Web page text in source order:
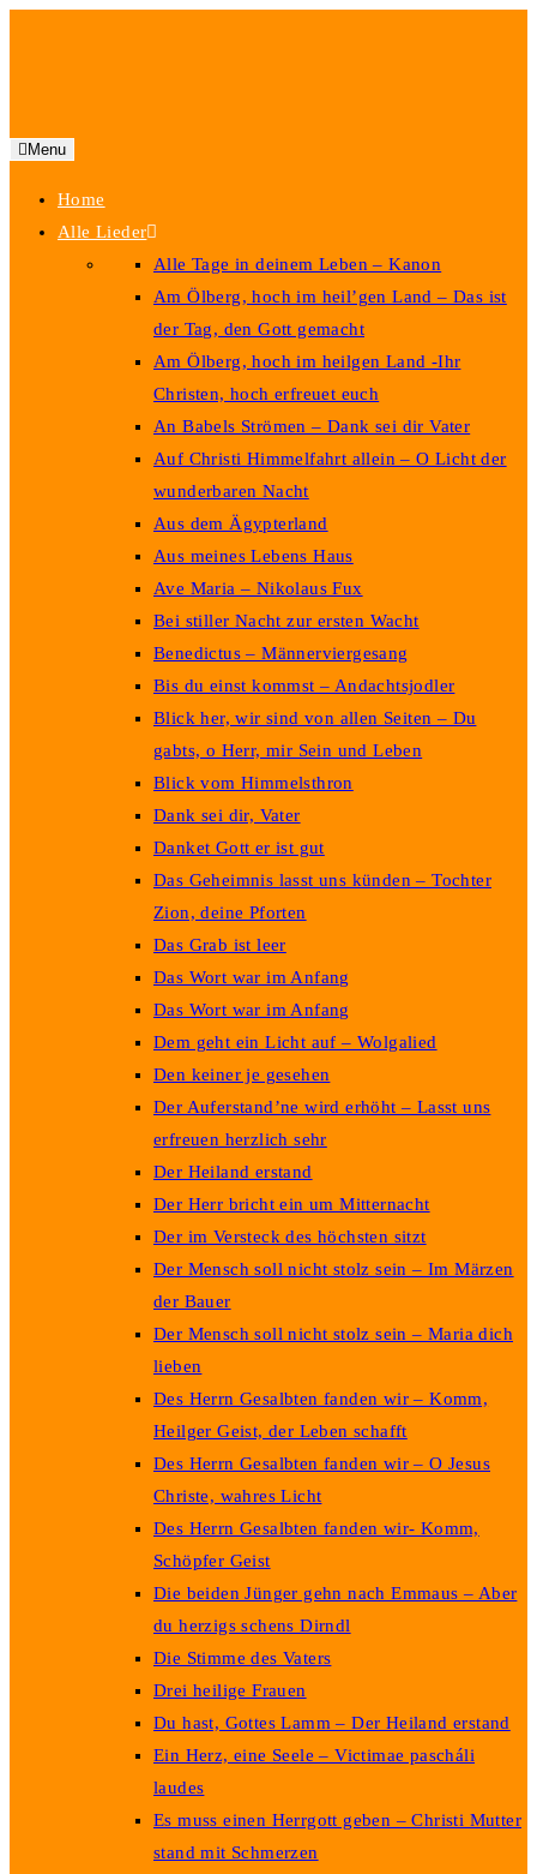
Menu
Home
Alle Lieder
Alle Tage in deinem Leben – Kanon
Am Ölberg, hoch im heil’gen Land – Das ist
der Tag, den Gott gemacht
Am Ölberg, hoch im heilgen Land -Ihr
Christen, hoch erfreuet euch
An Babels Strömen – Dank sei dir Vater
Auf Christi Himmelfahrt allein – O Licht der
wunderbaren Nacht
Aus dem Ägypterland
Aus meines Lebens Haus
Ave Maria – Nikolaus Fux
Bei stiller Nacht zur ersten Wacht
Benedictus – Männerviergesang
Bis du einst kommst – Andachtsjodler
Blick her, wir sind von allen Seiten – Du
gabts, o Herr, mir Sein und Leben
Blick vom Himmelsthron
Dank sei dir, Vater
Danket Gott er ist gut
Das Geheimnis lasst uns künden – Tochter
Zion, deine Pforten
Das Grab ist leer
Das Wort war im Anfang
Das Wort war im Anfang
Dem geht ein Licht auf – Wolgalied
Den keiner je gesehen
Der Auferstand’ne wird erhöht – Lasst uns
erfreuen herzlich sehr
Der Heiland erstand
Der Herr bricht ein um Mitternacht
Der im Versteck des höchsten sitzt
Der Mensch soll nicht stolz sein – Im Märzen
der Bauer
Der Mensch soll nicht stolz sein – Maria dich
lieben
Des Herrn Gesalbten fanden wir – Komm,
Heilger Geist, der Leben schafft
Des Herrn Gesalbten fanden wir – O Jesus
Christe, wahres Licht
Des Herrn Gesalbten fanden wir- Komm,
Schöpfer Geist
Die beiden Jünger gehn nach Emmaus – Aber
du herzigs schens Dirndl
Die Stimme des Vaters
Drei heilige Frauen
Du hast, Gottes Lamm – Der Heiland erstand
Ein Herz, eine Seele – Victimae pascháli
laudes
Es muss einen Herrgott geben – Christi Mutter
stand mit Schmerzen